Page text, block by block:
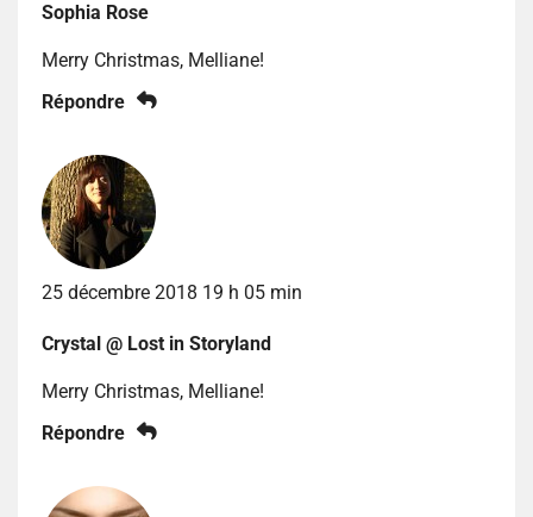
Sophia Rose
Merry Christmas, Melliane!
Répondre
25 décembre 2018 19 h 05 min
Crystal @ Lost in Storyland
Merry Christmas, Melliane!
Répondre